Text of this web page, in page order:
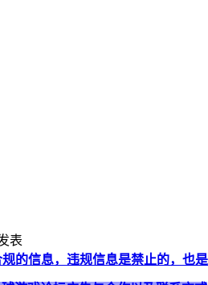
表
的信息，违规信息是禁止的，也